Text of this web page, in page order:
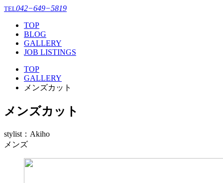
TEL042−649−5819
TOP
BLOG
GALLERY
JOB LISTINGS
TOP
GALLERY
メンズカット
メンズカット
stylist：Akiho
メンズ